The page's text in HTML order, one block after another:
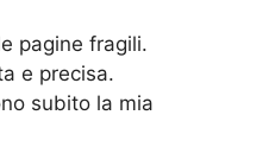
pagine fragili.
e precisa.
subito la mia